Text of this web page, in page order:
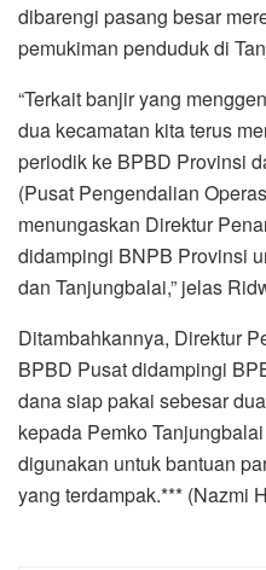
dibarengi pasang besar
pemukiman penduduk di
“Terkait banjir yang
dua kecamatan kita terus
periodik ke BPBD Provinsi
(Pusat Pengendalian
menungaskan Direktur
didampingi BNPB Provinsi
dan Tanjungbalai,” jelas
Ditambahkannya, Direktur
BPBD Pusat didampingi
dana siap pakai sebesar
kepada Pemko
digunakan untuk bantuan
yang terdampak.*** (Nazmi